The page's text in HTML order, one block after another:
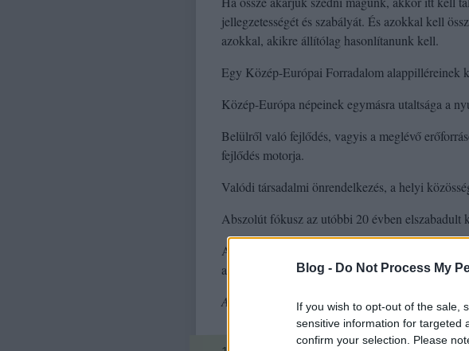
Blog - Do Not Process My
If you wish to opt-out of the sale,
sensitive information for targeted
confirm your selection. Please
jellegzetességét és szabályát. És azokkal kell
azokkal, akikre állítólag hasonlítanunk kell.
Egy Közép-Európai Forradalom alappilléreinek
Közép-Európa népeinek egymásra utaltsága a
Belülről való fejlődés, vagyis a meglévő
fejlődés motorja.
Valódi társadalmi önrendelkezés, a helyi
Abszolút fókusz az utóbbi 20 évben elszabadult
A sikert az életminőség, nem pedig a GDP
az oktatás, a kultúra, az egészségügy állapota, a
A poszt tükrözi a szerkesztőség véleményét